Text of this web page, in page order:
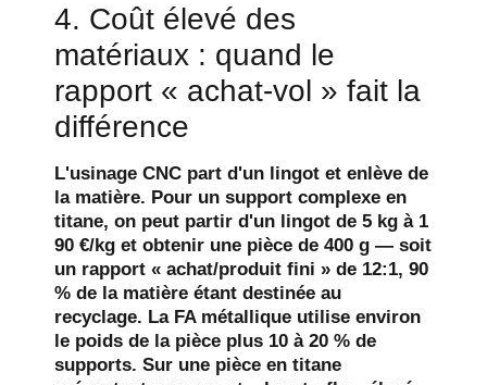
4. Coût élevé des
matériaux : quand le
rapport « achat-vol » fait la
différence
L'usinage CNC part d'un lingot et enlève de
la matière. Pour un support complexe en
titane, on peut partir d'un lingot de 5 kg à 1
90 €/kg et obtenir une pièce de 400 g — soit
un rapport « achat/produit fini » de 12:1, 90
% de la matière étant destinée au
recyclage. La FA métallique utilise environ
le poids de la pièce plus 10 à 20 % de
supports. Sur une pièce en titane